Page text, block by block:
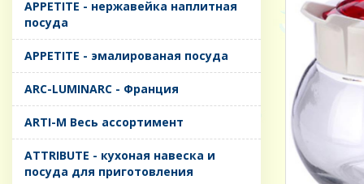
APPETITE - нержавейка наплитная
посуда
APPETITE - эмалированая посуда
ARC-LUMINARC - Франция
ARTI-M Весь ассортимент
ATTRIBUTE - кухоная навеска и
посуда для приготовления